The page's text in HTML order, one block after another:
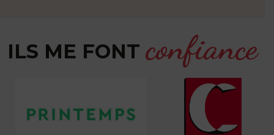
ILS ME FONT confiance